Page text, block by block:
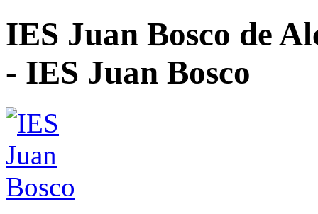
IES Juan Bosco de
- IES Juan Bosco